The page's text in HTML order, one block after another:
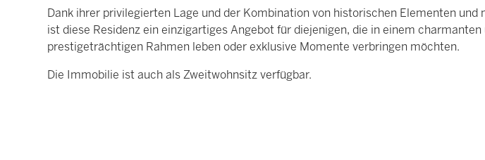
Dank ihrer privilegierten Lage und der Kombination von historischen Elementen
ist diese Residenz ein einzigartiges Angebot für diejenigen, die in einem charmanten
prestigeträchtigen Rahmen leben oder exklusive Momente verbringen möchten.
Die Immobilie ist auch als Zweitwohnsitz verfügbar.